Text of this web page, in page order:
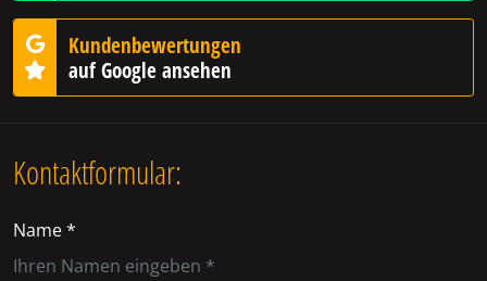
Kundenbewertungen
auf Google ansehen
Kontaktformular:
Name *